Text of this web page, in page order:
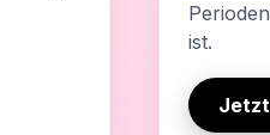
ist.
Private